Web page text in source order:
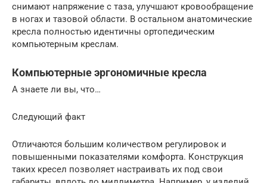
снимают напряжение с таза, улучшают кровообращение
в ногах и тазовой области. В остальном анатомические
кресла полностью идентичны ортопедическим
компьютерным креслам.
Компьютерные эргономичные кресла
А знаете ли вы, что…
Следующий факт
Отличаются большим количеством регулировок и
повышенными показателями комфорта. Конструкция
таких кресел позволяет настраивать их под свои